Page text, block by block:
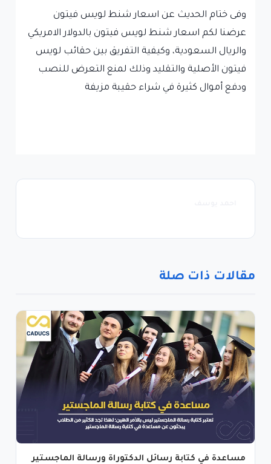
وفى ختام الحديث عن اسعار شنط لويس فيتون
عرضنا لكم اسعار شنط لويس فيتون بالدولار الامريكي
والريال السعودية، وكيفية التفريق بين حقائب لويس
فيتون الأصلية والتقليد وذلك لمنع التعرض للنصب
ودفع أموال كثيرة في شراء حقيبة مزيفة
مقالات ذات صلة
مساعدة في كتابة رسائل الدكتوراة ورسالة الماجستير